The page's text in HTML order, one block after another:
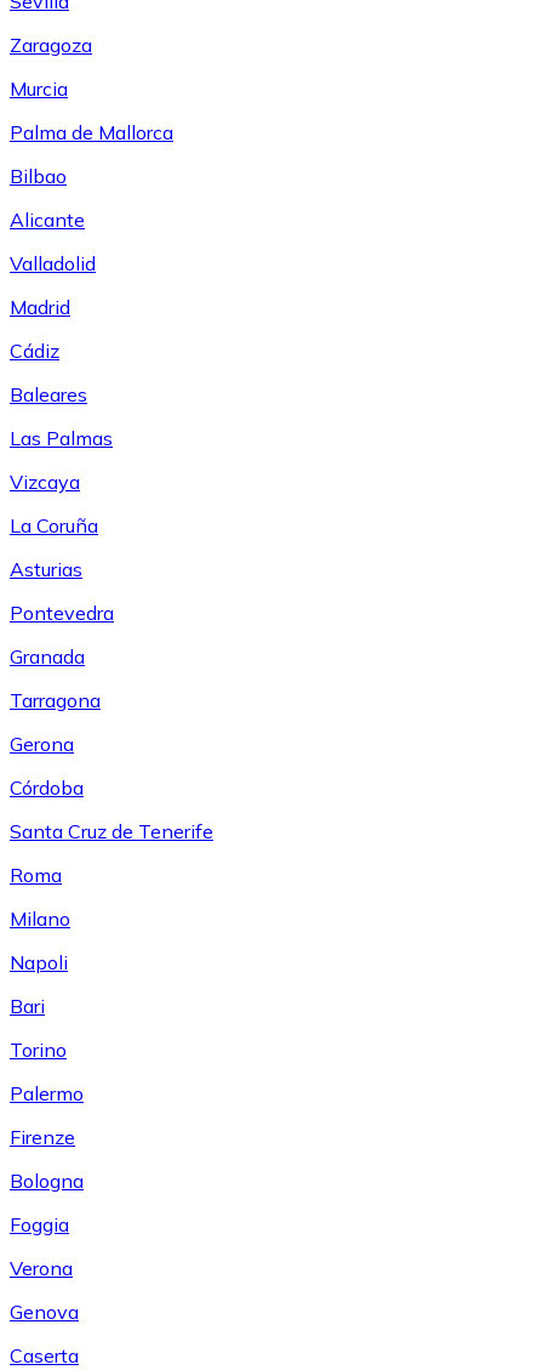
Zaragoza
Murcia
Palma de Mallorca
Bilbao
Alicante
Valladolid
Madrid
Cádiz
Baleares
Las Palmas
Vizcaya
La Coruña
Asturias
Pontevedra
Granada
Tarragona
Gerona
Córdoba
Santa Cruz de Tenerife
Roma
Milano
Napoli
Bari
Torino
Palermo
Firenze
Bologna
Foggia
Verona
Genova
Caserta